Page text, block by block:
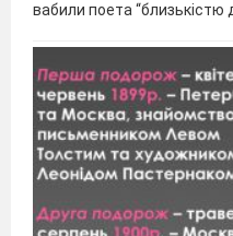
вабили поета “близькістю